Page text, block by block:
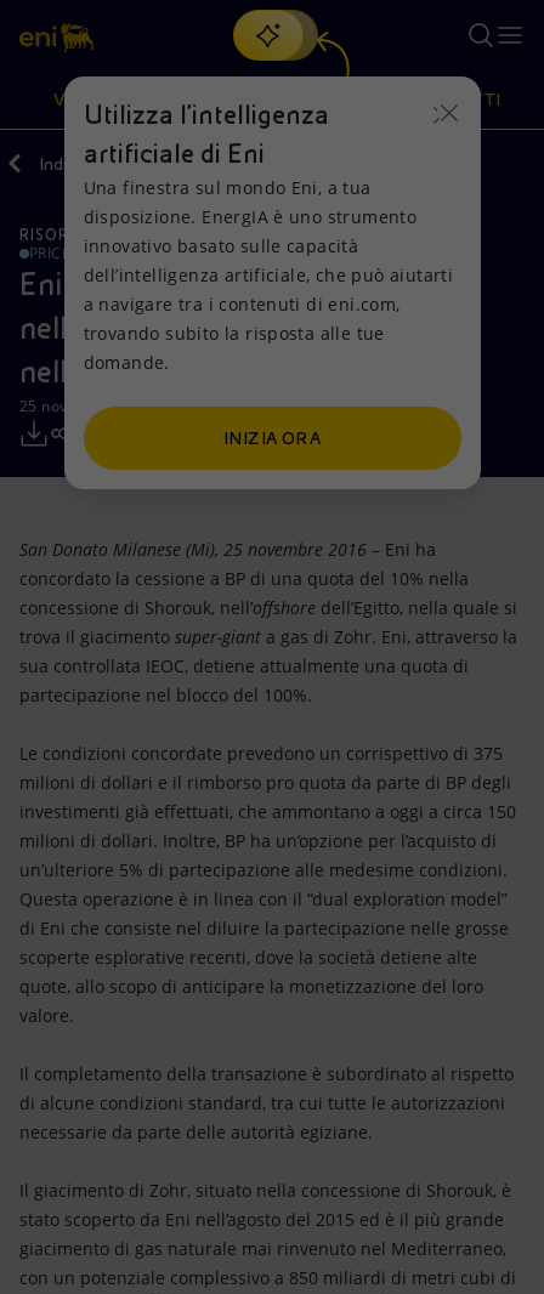
Cerca
scopri EnergIA, la nostra nuova soluzione di intelligenza
artificiale.
VISIONE
Visione
Mission e valori
Persone e Partnership
Net Zero
Modello satellitare
Energia accessibile
Innovazione
Scenari energetici
Azioni
Diversificazione energetica
Tecnologie per la transizione
Collaborazioni per l'innovazione
Attività nel mondo
PRODOTTI
Prodotti
Imprese
Mobilità
Indietro Media Comunicati Stampa
RISORSE NATURALI
PRICE SENSITIVE
Eni cede a BP una quota del 10%
nella concessione di Shorouk,
nell’offshore in Egitto
25 novembre 2016 - 17:55 CET
San Donato Milanese (Mi), 25 novembre 2016 – Eni ha
concordato la cessione a BP di una quota del 10% nella
concessione di Shorouk, nell’offshore dell’Egitto, nella quale si
trova il giacimento super-giant a gas di Zohr. Eni, attraverso la
sua controllata IEOC, detiene attualmente una quota di
partecipazione nel blocco del 100%.
Le condizioni concordate prevedono un corrispettivo di 375
milioni di dollari e il rimborso pro quota da parte di BP degli
investimenti già effettuati, che ammontano a oggi a circa 150
milioni di dollari. Inoltre, BP ha un’opzione per l’acquisto di
un’ulteriore 5% di partecipazione alle medesime condizioni.
Questa operazione è in linea con il “dual exploration model”
di Eni che consiste nel diluire la partecipazione nelle grosse
scoperte esplorative recenti, dove la società detiene alte
quote, allo scopo di anticipare la monetizzazione del loro
valore.
Il completamento della transazione è subordinato al rispetto
di alcune condizioni standard, tra cui tutte le autorizzazioni
necessarie da parte delle autorità egiziane.
Il giacimento di Zohr, situato nella concessione di Shorouk, è
stato scoperto da Eni nell’agosto del 2015 ed è il più grande
giacimento di gas naturale mai rinvenuto nel Mediterraneo,
con un potenziale complessivo a 850 miliardi di metri cubi di
Utilizza l'intelligenza
artificiale di Eni
Una finestra sul mondo Eni, a tua
disposizione. EnergIA è uno strumento
innovativo basato sulle capacità
dell’intelligenza artificiale, che può aiutarti
a navigare tra i contenuti di eni.com,
trovando subito la risposta alle tue
domande.
INIZIA ORA